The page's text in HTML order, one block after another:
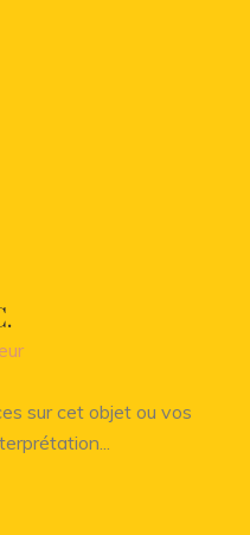
sur cet objet ou vos